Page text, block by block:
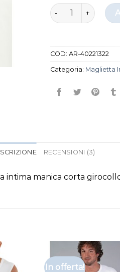
maglietta intima
COD: AR-40221322
Categoria: Maglietta
RECENSIONI (3)
intima manica corta
In offerta!